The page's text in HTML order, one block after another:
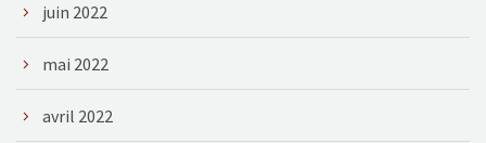
juin 2022
mai 2022
avril 2022